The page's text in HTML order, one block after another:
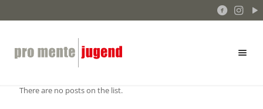
There are no posts on the list.